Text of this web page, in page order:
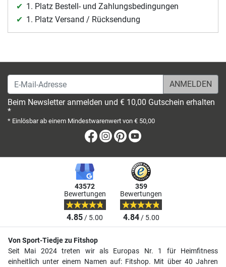
1. Platz Bestell- und Zahlungsbedingungen
1. Platz Versand / Rücksendung
E-Mail-Adresse
Beim Newsletter anmelden und € 10,00 Gutschein erhalten
*
* Einlösbar ab einem Mindestwarenwert von € 50,00
Facebook
Instagram
Pinterest
43572
Bewertungen
4.85/ 5.00
359
Bewertungen
4.84/ 5.00
Von Sport-Tiedje zu Fitshop
Seit Mai 2024 treten wir als Europas Nr. 1 für Heimfitness
einheitlich unter einem Namen auf: Fitshop. Mit über 40 Jahren